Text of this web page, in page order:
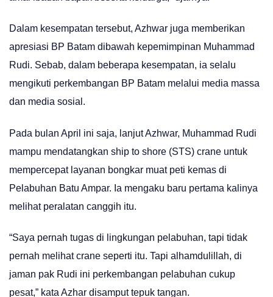
Dalam kesempatan tersebut, Azhwar juga memberikan
apresiasi BP Batam dibawah kepemimpinan Muhammad
Rudi. Sebab, dalam beberapa kesempatan, ia selalu
mengikuti perkembangan BP Batam melalui media massa
dan media sosial.
Pada bulan April ini saja, lanjut Azhwar, Muhammad Rudi
mampu mendatangkan ship to shore (STS) crane untuk
mempercepat layanan bongkar muat peti kemas di
Pelabuhan Batu Ampar. Ia mengaku baru pertama kalinya
melihat peralatan canggih itu.
“Saya pernah tugas di lingkungan pelabuhan, tapi tidak
pernah melihat crane seperti itu. Tapi alhamdulillah, di
jaman pak Rudi ini perkembangan pelabuhan cukup
pesat,” kata Azhar disamput tepuk tangan.